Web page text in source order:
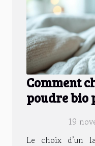
Comment
poudre bio
19
Le choix d’un